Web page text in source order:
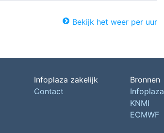
Bekijk het weer per uur
Infoplaza zakelijk
Contact
Bronnen
Infoplaza
KNMI
ECMWF